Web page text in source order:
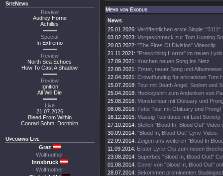
SiteNews
Review
Audrey Horne
Achilles
Special
In Extremo
Review
North Sea Echoes
How To Cast A Shadow
Review
Ignition
All Will Die
Live
21.07.2026
Bleed From Within
Conrad Sohm, Dornbirn
Upcoming Live
Graz
Wolfmother
Innsbruck
Wolfmother
Mehr von Exodus
News
25.01.2026: Veröffentlichen erste Single: "3111"
03.02.2023: Vorgeschmack zur Tom Hunting
20.03.2022: "The Fires Of Division" Videoclip
21.11.2021: "Prescribing Horror" im neuen
17.09.2021: Krachen neuen Song ins Netz
22.08.2021: Erster, neuer Song und Albumnews
22.04.2021: Crowdfunding für erkrankten Tom
15.07.2018: Tour mit Death Angel, Sodom und
25.04.2018: Hockeyshirt zum Andenken von
25.08.2016: Monstertour mit Obituary und
08.06.2016: Fette Tour mit Obituary und Prong!
16.12.2015: Massig Tourdates mit Lost Society.
27.10.2014: Stellen "Blood In, Blood Out" Video
30.09.2014: "Blood In, Blood Out" Lyric-Video.
22.09.2014: Zeigen uns weiteren "Blood In
11.09.2014: Erster Lyric-Clip zum neuen
23.08.2014: Superbes "Blood In, Blood Out!"
01.08.2014: Cover von "Blood In, Blood Out"
28.07.2014: Bekommen prominenten Studiogast